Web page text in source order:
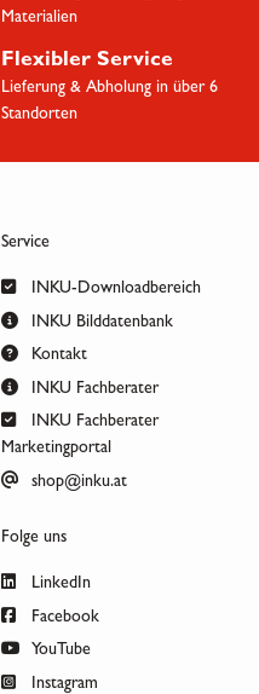
Materialien
Flexibler Service
Lieferung & Abholung in über 6
Standorten
Service
INKU-Downloadbereich
INKU Bilddatenbank
Kontakt
INKU Fachberater
INKU Fachberater
Marketingportal
shop@inku.at
Folge uns
LinkedIn
Facebook
YouTube
Instagram